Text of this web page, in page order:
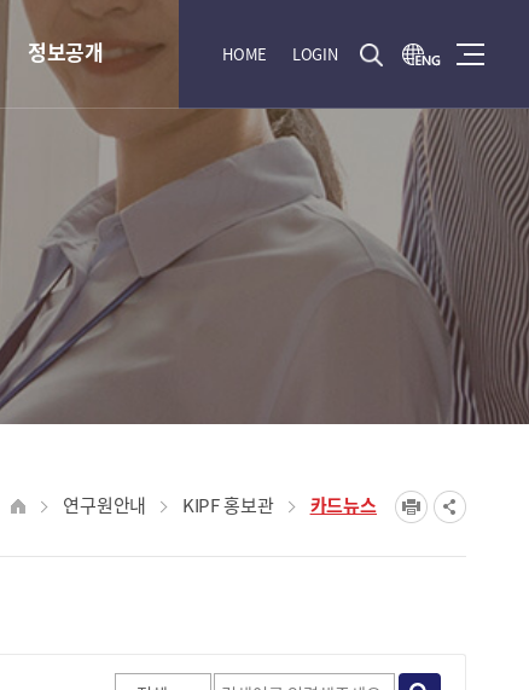
HOME LOGIN
정보공개
연구원안내 KIPF 홍보관 카드뉴스